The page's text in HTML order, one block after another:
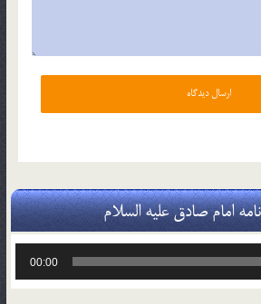
امام صادق علیه السلام
00:00